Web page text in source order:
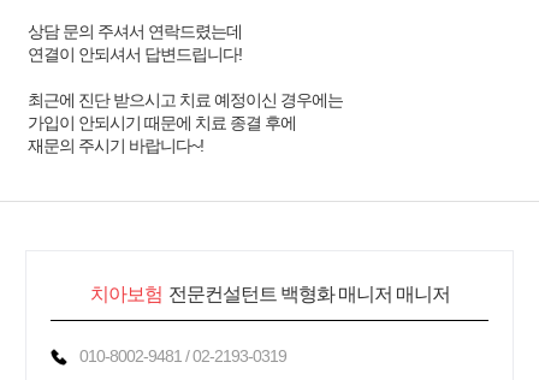
상담 문의 주셔서 연락드렸는데
연결이 안되셔서 답변드립니다!
최근에 진단 받으시고 치료 예정이신 경우에는
가입이 안되시기 때문에 치료 종결 후에
재문의 주시기 바랍니다~!
치아보험 전문컨설턴트 백형화 매니저 매니저
010-8002-9481 / 02-2193-0319